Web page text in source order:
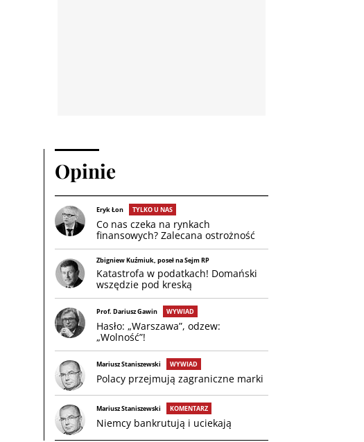
Opinie
Eryk Łon TYLKO U NAS
Co nas czeka na rynkach
finansowych? Zalecana ostrożność
Zbigniew Kuźmiuk, poseł na Sejm RP
Katastrofa w podatkach! Domański
wszędzie pod kreską
Prof. Dariusz Gawin WYWIAD
Hasło: „Warszawa”, odzew:
„Wolność”!
Mariusz Staniszewski WYWIAD
Polacy przejmują zagraniczne marki
Mariusz Staniszewski KOMENTARZ
Niemcy bankrutują i uciekają